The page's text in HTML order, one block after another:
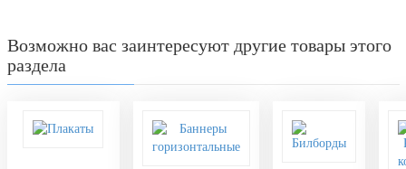
Возможно вас заинтересуют другие товары этого
раздела